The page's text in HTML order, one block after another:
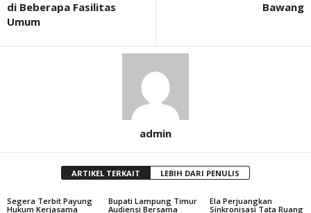
di Beberapa Fasilitas
Umum
Bawang
admin
ARTIKEL TERKAIT LEBIH DARI PENULIS
Segera Terbit Payung
Hukum Kerjasama
Bupati Lampung Timur
Audiensi Bersama
Ela Perjuangkan
Sinkronisasi Tata Ruang